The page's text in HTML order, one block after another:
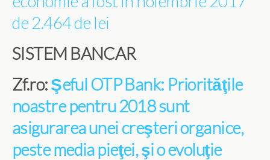
de 2.464 de lei
SISTEM BANCAR
Zf.ro:Şeful OTP Bank: Priorităţile
noastre pentru 2018 sunt
asigurarea unei creşteri organice,
peste media pieţei, şi o evoluţie